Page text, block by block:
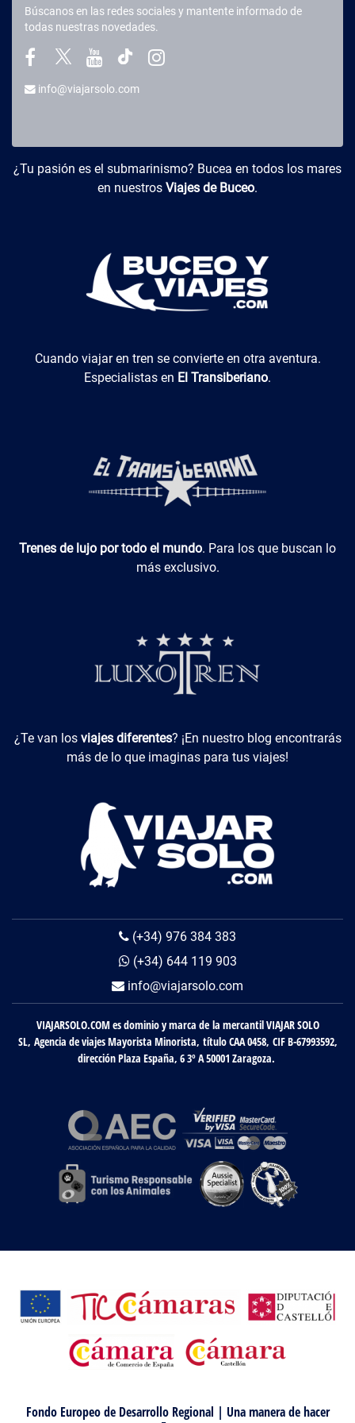
Búscanos en las redes sociales y mantente informado de
todas nuestras novedades.
info@viajarsolo.com
Buceo y Viajes
¿Tu pasión es el submarinismo? Bucea en todos los mares
en nuestros Viajes de Buceo.
El Transiberiano
Cuando viajar en tren se convierte en otra aventura.
Especialistas en El Transiberiano.
Luxotren
Trenes de lujo por todo el mundo. Para los que buscan lo
más exclusivo.
Viajes Diferentes
¿Te van los viajes diferentes? ¡En nuestro blog encontrarás
más de lo que imaginas para tus viajes!
(+34) 976 384 383
(+34) 644 119 903
info@viajarsolo.com
VIAJARSOLO.COM es dominio y marca de la mercantil VIAJAR SOLO
SL, Agencia de viajes Mayorista Minorista, título CAA 0458, CIF B-67993592,
dirección Plaza España, 6 3º A 50001 Zaragoza.
Fondo Europeo de Desarrollo Regional | Una manera de hacer